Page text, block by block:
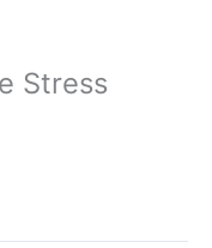
Stress